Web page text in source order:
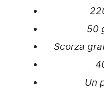
50
Scorza
Un